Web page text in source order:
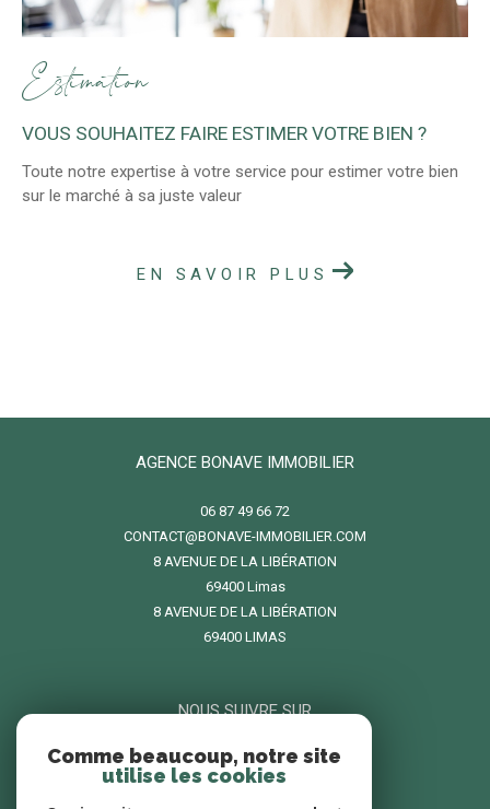
Estimation
VOUS SOUHAITEZ FAIRE ESTIMER VOTRE BIEN ?
Toute notre expertise à votre service pour estimer votre bien
sur le marché à sa juste valeur
EN SAVOIR PLUS
AGENCE BONAVE IMMOBILIER
06 87 49 66 72
CONTACT@BONAVE-IMMOBILIER.COM
8 AVENUE DE LA LIBÉRATION
69400
limas
8 AVENUE DE LA LIBÉRATION
69400 LIMAS
NOUS SUIVRE SUR
Comme beaucoup, notre site
utilise les cookies